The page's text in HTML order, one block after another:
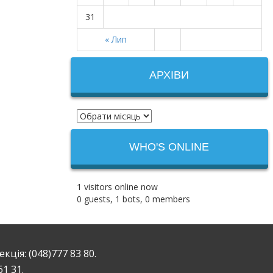
« Лип
31
АРХІВИ
WHO'S ONLINE
1 visitors online now
0 guests, 1 bots, 0 members
(048)777 83 80.
31.